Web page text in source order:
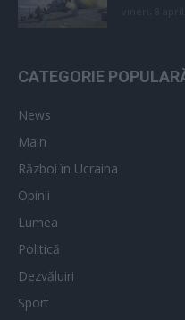
CATEGORIE
News
Main
Război în Ucraina
Opinii
Lumea
Politică
Dezvăluiri
Sport